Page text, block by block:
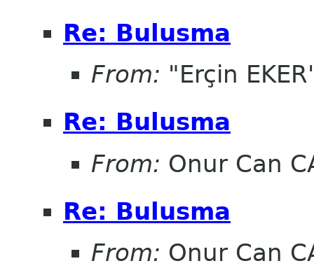
Re: Bulusma
From: "Erçin
Re: Bulusma
From: Onur Can
Re: Bulusma
From: Onur Can